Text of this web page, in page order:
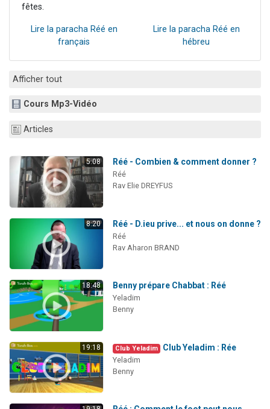
fêtes.
Lire la paracha Réé en
français
Lire la paracha Réé en
hébreu
Afficher tout
Cours Mp3-Vidéo
Articles
5:08 Réé - Combien & comment donner ?
Réé
Rav Elie DREYFUS
8:20 Réé - D.ieu prive... et nous on donne ?
Réé
Rav Aharon BRAND
18:48 Benny prépare Chabbat : Réé
Yeladim
Benny
19:18 Club Yeladim Club Yeladim : Rée
Yeladim
Benny